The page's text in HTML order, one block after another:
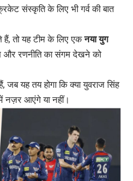
संस्कृति के लिए भी गर्व की बात
तो यह टीम के लिए एकनया युग
और रणनीति का संगम देखने को
यह तय होगा कि क्या युवराज सिंह
आएंगे या नहीं।